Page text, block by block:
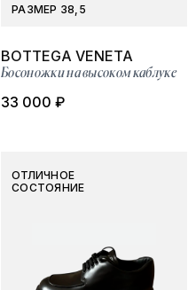
РАЗМЕР 38,5
BOTTEGA VENETA
Босоножки на высоком каблуке
33 000 ₽
ОТЛИЧНОЕ
СОСТОЯНИЕ